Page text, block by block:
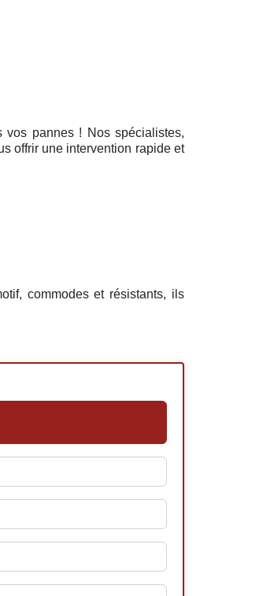
vos pannes ! Nos spécialistes,
offrir une intervention rapide et
commodes et résistants, ils